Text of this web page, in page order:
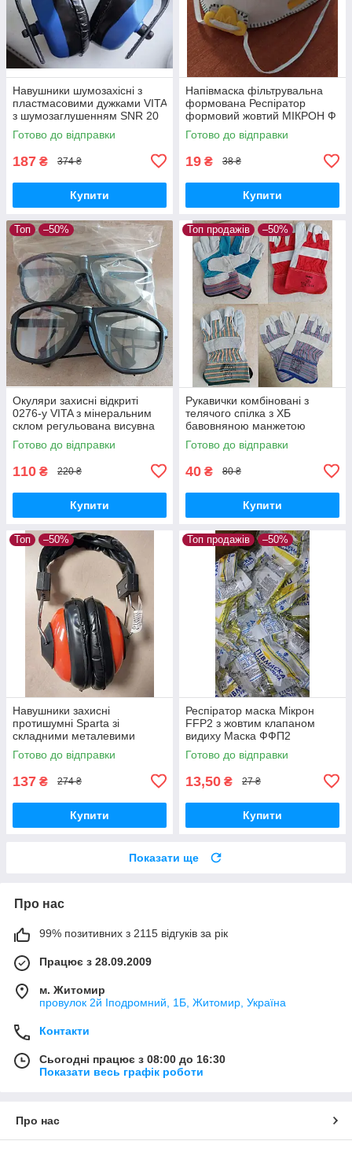
Навушники шумозахісні з
пластмасовими дужками VITA
з шумозаглушенням SNR 20
dB артикул LN-0001
Готово до відправки
187 ₴ 374 ₴
Купити
Напівмаска фільтрувальна
формована Респіратор
формовий жовтий МІКРОН Ф
А (К) FFP2 NR з клапаном
видиху рівень безпеки 94%
Готово до відправки
19 ₴ 38 ₴
Купити
Топ –50%
Окуляри захисні відкриті
0276-у VITA з мінеральним
склом регульована висувна
дужка бічні щитки та гумаю
на дужках
Готово до відправки
110 ₴ 220 ₴
Купити
Топ продажів –50%
Рукавички комбіновані з
телячого спілка з ХБ
бавовняною манжетою
Перчатки робочі захисні в
асортименті різні кольори
Готово до відправки
40 ₴ 80 ₴
Купити
Топ –50%
Навушники захисні
протишумні Sparta зі
складними металевими
дужками для захисту органів
слуху від виробничого шуму
Готово до відправки
137 ₴ 274 ₴
Купити
Топ продажів –50%
Респіратор маска Мікрон
FFP2 з жовтим клапаном
видиху Маска ФФП2
Готово до відправки
13,50 ₴ 27 ₴
Купити
Показати ще
Про нас
99% позитивних з 2115 відгуків за рік
Працює з 28.09.2009
м. Житомир
провулок 2й Іподромний, 1Б, Житомир, Україна
Контакти
Сьогодні працює з 08:00 до 16:30
Показати весь графік роботи
Про нас